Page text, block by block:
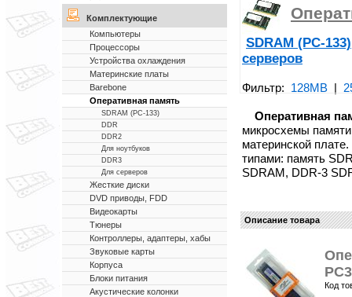
Комплектующие
Компьютеры
Процессоры
Устройства охлаждения
Материнские платы
Barebone
Оперативная память
SDRAM (PC-133)
DDR
DDR2
Для ноутбуков
DDR3
Для серверов
Жесткие диски
DVD приводы, FDD
Видеокарты
Тюнеры
Контроллеры, адаптеры, хабы
Звуковые карты
Корпуса
Блоки питания
Акустические колонки
SDRAM (PC-133)
серверов
Фильтр: 128MB |
Оперативная
микросхемы
материнской
типами: память
SDRAM, DDR-3
Описание товара
Код